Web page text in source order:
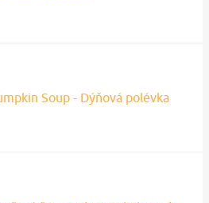
Soup - Dýňová polévka